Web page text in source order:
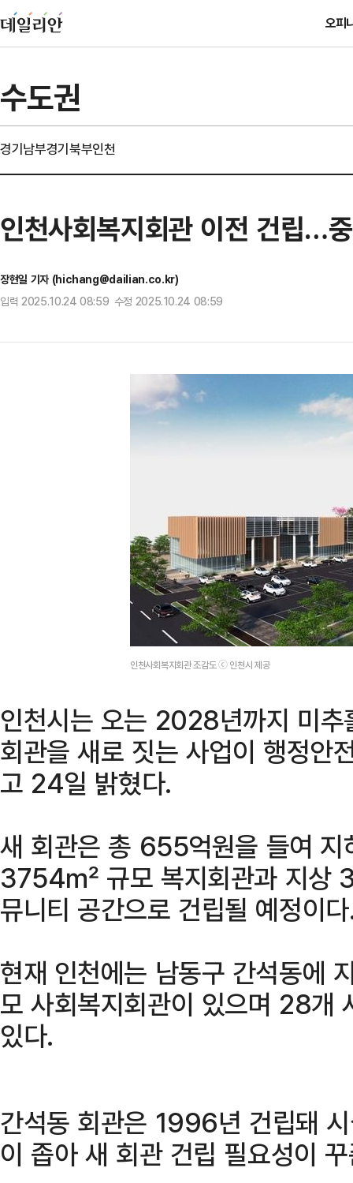
오피
수도권
경기남부경기북부인천
인천사회복지회관 이전 건립…
장현일 기자 (hichang@dailian.co.kr)
입력 2025.10.24 08:59 수정 2025.10.24 08:59
인천사회복지회관 조감도 ⓒ 인천시 제공
인천시는 오는 2028년까지 미추
회관을 새로 짓는 사업이 행정안
고 24일 밝혔다.
새 회관은 총 655억원을 들여
3754㎡ 규모 복지회관과 지상
뮤니티 공간으로 건립될 예정이
현재 인천에는 남동구 간석동
모 사회복지회관이 있으며 28개
있다.
간석동 회관은 1996년 건립돼
이 좁아 새 회관 건립 필요성이